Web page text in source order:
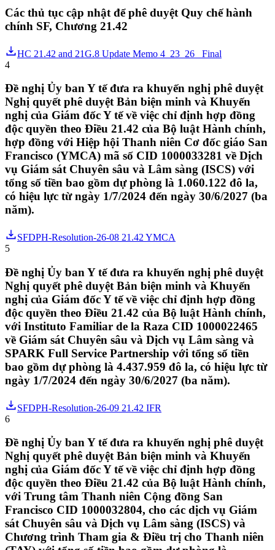
Các thủ tục cập nhật để phê duyệt Quy chế hành
chính SF, Chương 21.42
HC 21.42 and 21G.8 Update Memo 4_23_26_ Final
4
Đề nghị Ủy ban Y tế đưa ra khuyến nghị phê duyệt
Nghị quyết phê duyệt Bản biện minh và Khuyến
nghị của Giám đốc Y tế về việc chỉ định hợp đồng
độc quyền theo Điều 21.42 của Bộ luật Hành chính,
hợp đồng với Hiệp hội Thanh niên Cơ đốc giáo San
Francisco (YMCA) mã số CID 1000033281 về Dịch
vụ Giám sát Chuyên sâu và Lâm sàng (ISCS) với
tổng số tiền bao gồm dự phòng là 1.060.122 đô la,
có hiệu lực từ ngày 1/7/2024 đến ngày 30/6/2027 (ba
năm).
SFDPH-Resolution-26-08 21.42 YMCA
5
Đề nghị Ủy ban Y tế đưa ra khuyến nghị phê duyệt
Nghị quyết phê duyệt Bản biện minh và Khuyến
nghị của Giám đốc Y tế về việc chỉ định hợp đồng
độc quyền theo Điều 21.42 của Bộ luật Hành chính,
với Instituto Familiar de la Raza CID 1000022465
về Giám sát Chuyên sâu và Dịch vụ Lâm sàng và
SPARK Full Service Partnership với tổng số tiền
bao gồm dự phòng là 4.437.959 đô la, có hiệu lực từ
ngày 1/7/2024 đến ngày 30/6/2027 (ba năm).
SFDPH-Resolution-26-09 21.42 IFR
6
Đề nghị Ủy ban Y tế đưa ra khuyến nghị phê duyệt
Nghị quyết phê duyệt Bản biện minh và Khuyến
nghị của Giám đốc Y tế về việc chỉ định hợp đồng
độc quyền theo Điều 21.42 của Bộ luật Hành chính,
với Trung tâm Thanh niên Cộng đồng San
Francisco CID 1000032804, cho các dịch vụ Giám
sát Chuyên sâu và Dịch vụ Lâm sàng (ISCS) và
Chương trình Tham gia & Điều trị cho Thanh niên